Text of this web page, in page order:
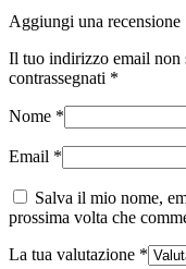
Aggiungi una recensione
Il tuo indirizzo email non
contrassegnati *
Nome *
Email *
Salva il mio nome,
prossima volta che
La tua valutazione *